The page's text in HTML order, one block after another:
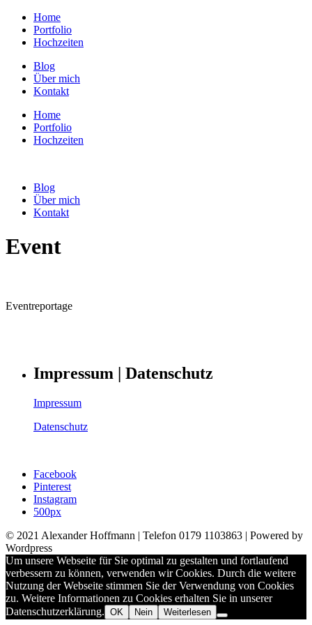
Home
Portfolio
Hochzeiten
Blog
Über mich
Kontakt
Home
Portfolio
Hochzeiten
Blog
Über mich
Kontakt
Event
Eventreportage
Impressum | Datenschutz
Impressum
Datenschutz
Facebook
Pinterest
Instagram
500px
© 2021 Alexander Hoffmann | Telefon 0179 1103863 | Powered by
Wordpress
Um unsere Webseite für Sie optimal zu gestalten und fortlaufend
verbessern zu können, verwenden wir Cookies. Durch die weitere
Nutzung der Webseite stimmen Sie der Verwendung von Cookies
zu. Weitere Informationen zu Cookies erhalten Sie in unserer
Datenschutzerklärung. OK Nein Weiterlesen